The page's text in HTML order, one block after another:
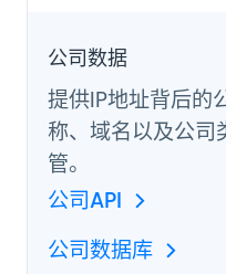
公司数据
提供IP地址背后的
称、域名以及公司
管。
公司API
公司数据库